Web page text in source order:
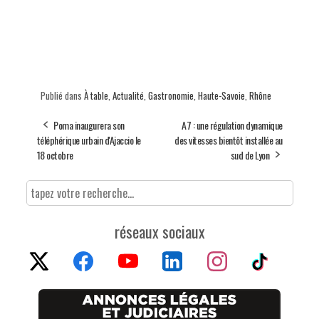
Publié dans À table Actualité Gastronomie Haute-Savoie Rhône
Poma inaugurera son
téléphérique urbain d'Ajaccio le
18 octobre
A7 : une régulation dynamique
des vitesses bientôt installée au
sud de Lyon
réseaux sociaux